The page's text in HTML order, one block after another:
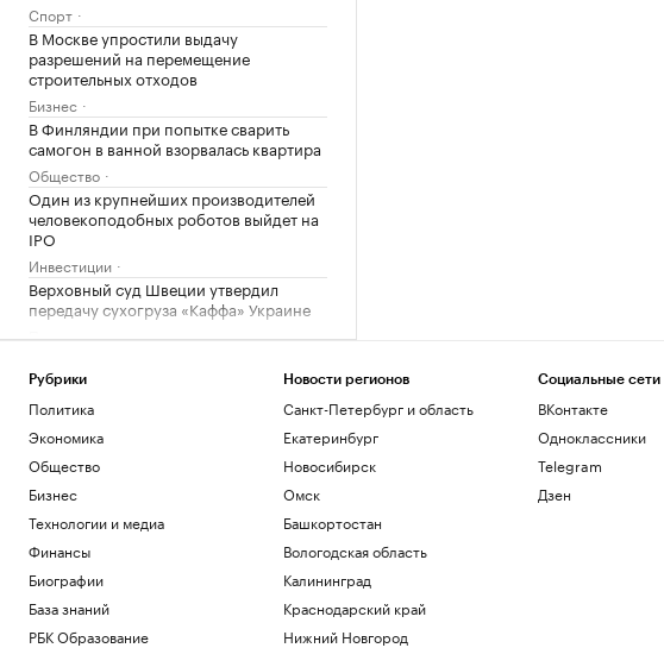
Спорт
В Москве упростили выдачу
разрешений на перемещение
строительных отходов
Бизнес
В Финляндии при попытке сварить
самогон в ванной взорвалась квартира
Общество
Один из крупнейших производителей
человекоподобных роботов выйдет на
IPO
Инвестиции
Верховный суд Швеции утвердил
передачу сухогруза «Каффа» Украине
Политика
военные риски в Азовском и Черном
морях
Минэк подготовит меры поддержки
пострадавших из-за атак на Wildberries
Бизнес
Турецкий «Трабзонспор» объявил о
переходе Мохамеда Салаха
Спорт
Искусственный интеллект вызовет
массовые увольнения — и еще 10
мифов
Рубрики
Политика
Экономика
Общество
Бизнес
Технологии и медиа
Финансы
Биографии
База знаний
РБК Образование
Новости регионов
Санкт-Петербург и область
Екатеринбург
Новосибирск
Омск
Башкортостан
Вологодская область
Калининград
Краснодарский край
Нижний Новгород
Социальные сети
ВКонтакте
Одноклассники
Telegram
Дзен